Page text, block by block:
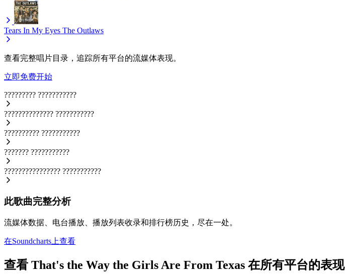
Tears In My Eyes The Outlaws
查看完整唱片目录，追踪所有平台的流媒体表现。
立即免费开始
????????? ???????????
?????????????? ???????????
?????????? ???????????
??????? ???????????
???????????????? ???????????
此歌曲完整分析
流媒体数据、电台播放、播放列表收录和排行榜历史，尽在一处。
在Soundcharts上查看
查看 That's the Way the Girls Are From Texas 在所有平台的表现